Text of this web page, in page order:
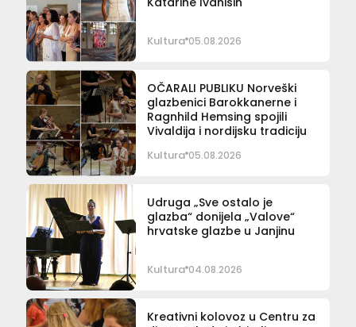
Kultura 05.08.2026
OČARALI PUBLIKU Norveški
glazbenici Barokkanerne i
Ragnhild Hemsing spojili
Vivaldija i nordijsku tradiciju
Kultura 05.08.2026
Udruga „Sve ostalo je
glazba“ donijela „Valove“
hrvatske glazbe u Janjinu
Kultura 04.08.2026
Kreativni kolovoz u Centru za